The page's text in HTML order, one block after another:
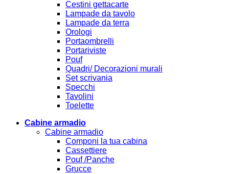
Cestini gettacarte
Lampade da tavolo
Lampade da terra
Orologi
Portaombrelli
Portariviste
Pouf
Quadri/ Decorazioni murali
Set scrivania
Specchi
Tavolini
Toelette
Cabine armadio
Cabine armadio
Componi la tua cabina
Cassettiere
Pouf /Panche
Grucce